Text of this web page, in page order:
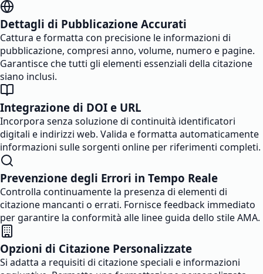
Dettagli di Pubblicazione Accurati
Cattura e formatta con precisione le informazioni di
pubblicazione, compresi anno, volume, numero e pagine.
Garantisce che tutti gli elementi essenziali della citazione
siano inclusi.
Integrazione di DOI e URL
Incorpora senza soluzione di continuità identificatori
digitali e indirizzi web. Valida e formatta automaticamente
informazioni sulle sorgenti online per riferimenti completi.
Prevenzione degli Errori in Tempo Reale
Controlla continuamente la presenza di elementi di
citazione mancanti o errati. Fornisce feedback immediato
per garantire la conformità alle linee guida dello stile AMA.
Opzioni di Citazione Personalizzate
Si adatta a requisiti di citazione speciali e informazioni